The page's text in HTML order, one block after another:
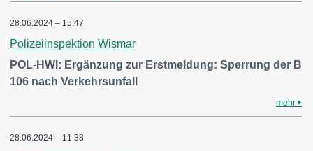
28.06.2024 – 15:47
Polizeiinspektion Wismar
POL-HWI: Ergänzung zur Erstmeldung: Sperrung der B
106 nach Verkehrsunfall
mehr
28.06.2024 – 11:38